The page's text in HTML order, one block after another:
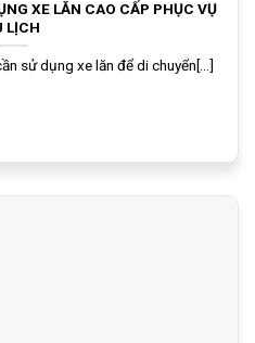
XE LĂN CAO CẤP PHỤC VỤ
LỊCH
sử dụng xe lăn để di chuyển[...]